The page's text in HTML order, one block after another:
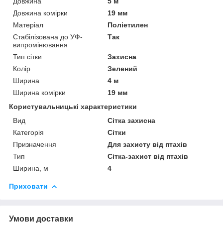
Довжина комірки
19 мм
Матеріал
Поліетилен
Стабілізована до УФ-
випромінювання
Так
Тип сітки
Захисна
Колір
Зелений
Ширина
4 м
Ширина комірки
19 мм
Користувальницькі характеристики
Вид
Сітка захисна
Категорія
Сітки
Призначення
Для захисту від птахів
Тип
Сітка-захист від птахів
Ширина, м
4
Приховати
Умови доставки